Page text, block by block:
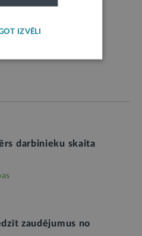
darbinieku skaita
zaudējumus no
IZVĒLI